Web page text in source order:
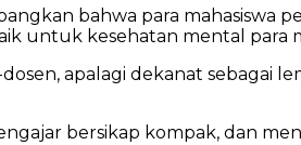
bahwa para mahasiswa
untuk kesehatan mental para
apalagi dekanat sebagai
bersikap kompak, dan